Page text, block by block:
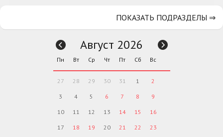
ПОКАЗАТЬ ПОДРАЗДЕЛЫ ⇒
Август 2026
Пн Вт Ср Чт Пт Сб Вс
27 28 29 30 31 1 2
3 4 5 6 7 8 9
10 11 12 13 14 15 16
17 18 19 20 21 22 23